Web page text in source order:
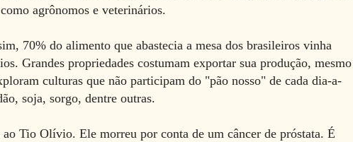
agrônomos e veterinários.
70% do alimento que abastecia a mesa dos brasileiros vinha
Grandes propriedades costumam exportar sua produção, mesmo
culturas que não participam do "pão nosso" de cada dia-a-
soja, sorgo, dentre outras.
ao Tio Olívio. Ele morreu por conta de um câncer de próstata. É